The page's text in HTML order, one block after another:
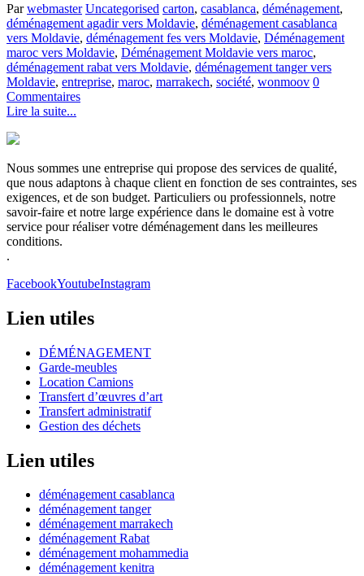
Parwebmaster Uncategorised carton, casablanca, déménagement,
déménagement agadir vers Moldavie, déménagement casablanca
vers Moldavie, déménagement fes vers Moldavie, Déménagement
maroc vers Moldavie, Déménagement Moldavie vers maroc,
déménagement rabat vers Moldavie, déménagement tanger vers
Moldavie, entreprise, maroc, marrakech, société, wonmoov 0
Commentaires
Lire la suite...
Nous sommes une entreprise qui propose des services de qualité,
que nous adaptons à chaque client en fonction de ses contraintes, ses
exigences, et de son budget. Particuliers ou professionnels, notre
savoir-faire et notre large expérience dans le domaine est à votre
service pour réaliser votre déménagement dans les meilleures
conditions.
.
FacebookYoutubeInstagram
Lien utiles
DÉMÉNAGEMENT
Garde-meubles
Location Camions
Transfert d’œuvres d’art
Transfert administratif
Gestion des déchets
Lien utiles
déménagement casablanca
déménagement tanger
déménagement marrakech
déménagement Rabat
déménagement mohammedia
déménagement kenitra